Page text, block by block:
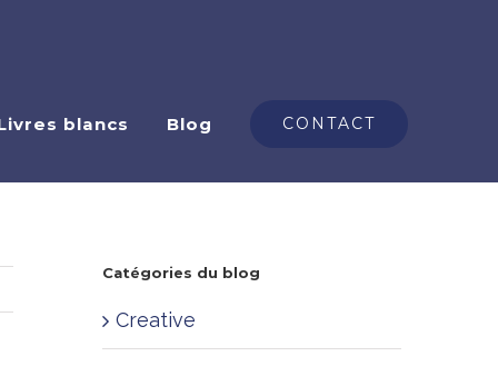
blancs Blog CONTACT
Catégories du blog
Creative